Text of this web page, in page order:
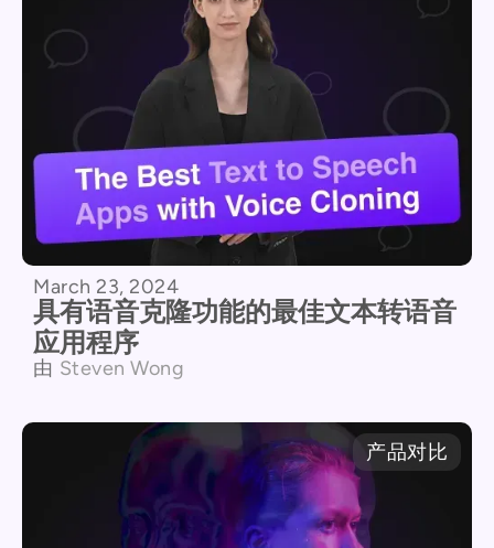
March 23, 2024
具有语音克隆功能的最佳文本转语音
应用程序
由 Steven Wong
产品对比